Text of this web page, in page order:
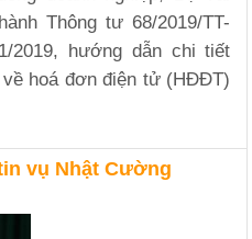
Thông tư 68/2019/TT-
2019, hướng dẫn chi tiết
về hoá đơn điện tử (HĐĐT)
vụ Nhật Cường